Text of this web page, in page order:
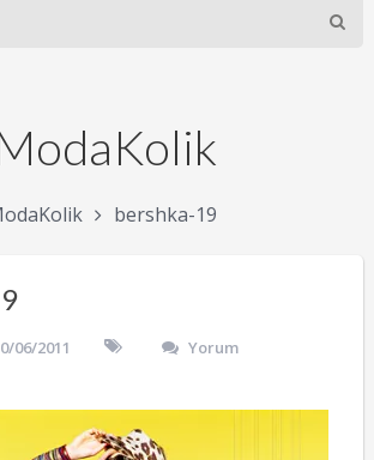
bershka-19
06/2011
Yorum